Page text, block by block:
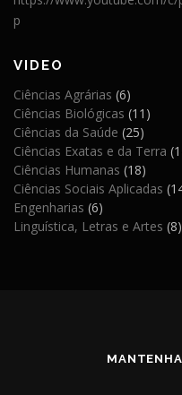
p
VIDEO
Ciências Agrárias (6)
Ciências Biológicas (11)
Ciências da Saúde (25)
Ciências Exatas e da Terra
Ciências Humanas (18)
Ciências Sociais Aplicadas
Engenharias (6)
Linguística, Letras e Artes (8)